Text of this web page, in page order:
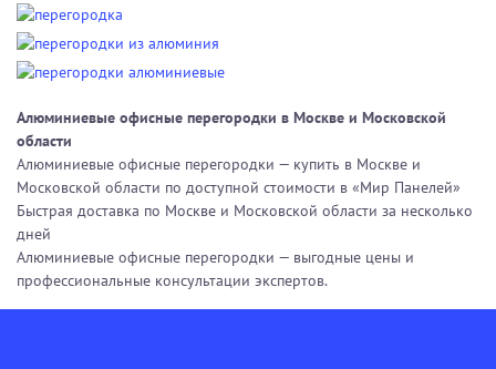
Алюминиевые офисные перегородки в Москве и Московской
области
Алюминиевые офисные перегородки — купить в Москве и
Московской области по доступной стоимости в «Мир Панелей»
Быстрая доставка по Москве и Московской области за несколько
дней
Алюминиевые офисные перегородки — выгодные цены и
профессиональные консультации экспертов.